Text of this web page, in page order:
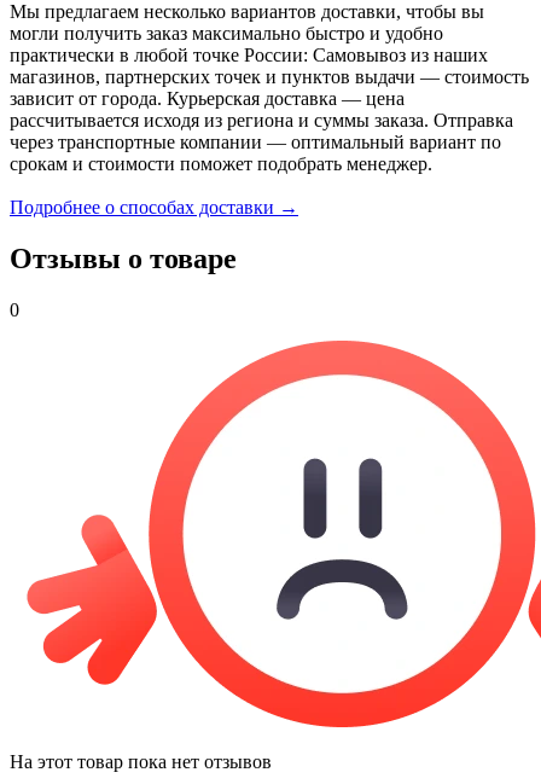
Мы предлагаем несколько вариантов доставки, чтобы вы
могли получить заказ максимально быстро и удобно
практически в любой точке России: Самовывоз из наших
магазинов, партнерских точек и пунктов выдачи — стоимость
зависит от города. Курьерская доставка — цена
рассчитывается исходя из региона и суммы заказа. Отправка
через транспортные компании — оптимальный вариант по
срокам и стоимости поможет подобрать менеджер.
Подробнее о способах доставки →
Отзывы о товаре
0
На этот товар пока нет отзывов